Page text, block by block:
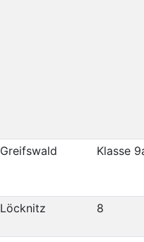
Greifswald Klasse
Löcknitz 8